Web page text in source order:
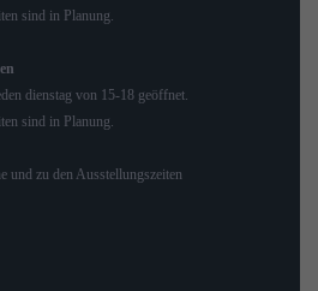
sind in Planung.
dienstag von 15-18 geöffnet.
sind in Planung.
und zu den Ausstellungszeiten